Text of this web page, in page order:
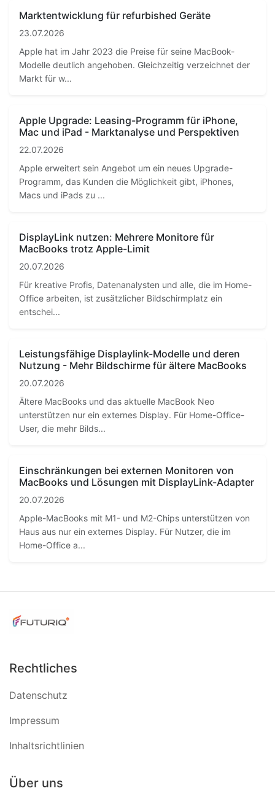
Marktentwicklung für refurbished Geräte
23.07.2026
Apple hat im Jahr 2023 die Preise für seine MacBook-
Modelle deutlich angehoben. Gleichzeitig verzeichnet der
Markt für w...
Apple Upgrade: Leasing-Programm für iPhone,
Mac und iPad - Marktanalyse und Perspektiven
22.07.2026
Apple erweitert sein Angebot um ein neues Upgrade-
Programm, das Kunden die Möglichkeit gibt, iPhones,
Macs und iPads zu ...
DisplayLink nutzen: Mehrere Monitore für
MacBooks trotz Apple-Limit
20.07.2026
Für kreative Profis, Datenanalysten und alle, die im Home-
Office arbeiten, ist zusätzlicher Bildschirmplatz ein
entschei...
Leistungsfähige Displaylink-Modelle und deren
Nutzung - Mehr Bildschirme für ältere MacBooks
20.07.2026
Ältere MacBooks und das aktuelle MacBook Neo
unterstützen nur ein externes Display. Für Home-Office-
User, die mehr Bilds...
Einschränkungen bei externen Monitoren von
MacBooks und Lösungen mit DisplayLink-Adapter
20.07.2026
Apple-MacBooks mit M1- und M2-Chips unterstützen von
Haus aus nur ein externes Display. Für Nutzer, die im
Home-Office a...
Rechtliches
Datenschutz
Impressum
Inhaltsrichtlinien
Über uns